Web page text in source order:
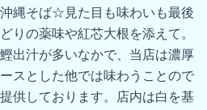
縄そば☆見た目も味わいも最後
りの薬味や紅芯大根を添えて。
出汁が多いなかで、当店は濃厚
スとした他では味わうことので
供しております。店内は白を基